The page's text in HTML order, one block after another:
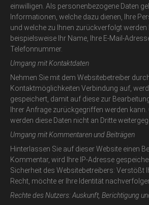
einwilligen. Als personenbezogene Daten
Informationen, welche dazu dienen, Ihre
und welche zu Ihnen zurückverfolgt
beispielsweise Ihr Name, Ihre E-Mail-
Telefonnummer.
Umgang mit Kontaktdaten
Nehmen Sie mit dem Websitebetreiber
Kontaktmöglichkeiten Verbindung auf,
gespeichert, damit auf diese zur
Ihrer Anfrage zurückgegriffen werden kann.
werden diese Daten nicht an Dritte
Umgang mit Kommentaren und Beiträgen
Hinterlassen Sie auf dieser Website einen
Kommentar, wird Ihre IP-Adresse
Sicherheit des Websitebetreibers: Verstößt
Recht, möchte er Ihre Identität
Rechte des Nutzers: Auskunft, Berichtigung